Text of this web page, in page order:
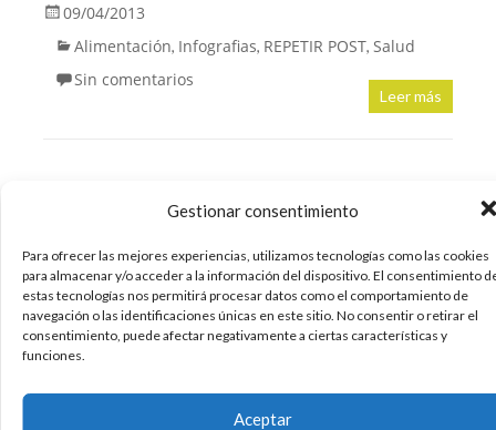
Gestionar consentimiento
Para ofrecer las mejores experiencias, utilizamos tecnologías como las cookies
para almacenar y/o acceder a la información del dispositivo. El consentimiento
estas tecnologías nos permitirá procesar datos como el comportamiento de
navegación o las identificaciones únicas en este sitio. No consentir o retirar el
consentimiento, puede afectar negativamente a ciertas características y
funciones.
Aceptar
09/04/2013
Alimentación, Infografias, REPETIR POST, Salud
Sin comentarios
Leer más
Guia definitiva: ¿Cuanto dura
#infografia #alimentacion